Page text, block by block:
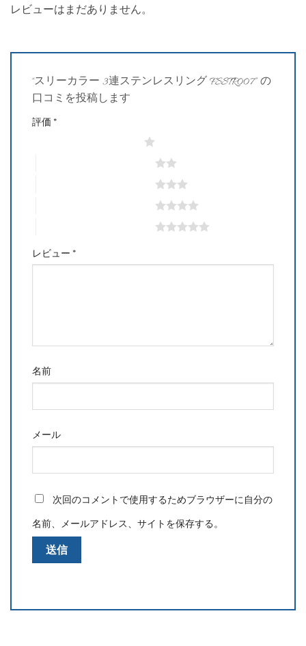
レビューはまだありません。
“スリーカラー 3連ステンレスリング FSSTR007” の
口コミを投稿します
評価 *
レビュー *
名前
メール
次回のコメントで使用するためブラウザーに自分の
名前、メールアドレス、サイトを保存する。